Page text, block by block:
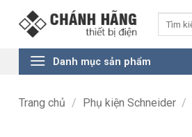
Danh mục sản phẩm
Trang chủ / Phụ kiện Schneider /